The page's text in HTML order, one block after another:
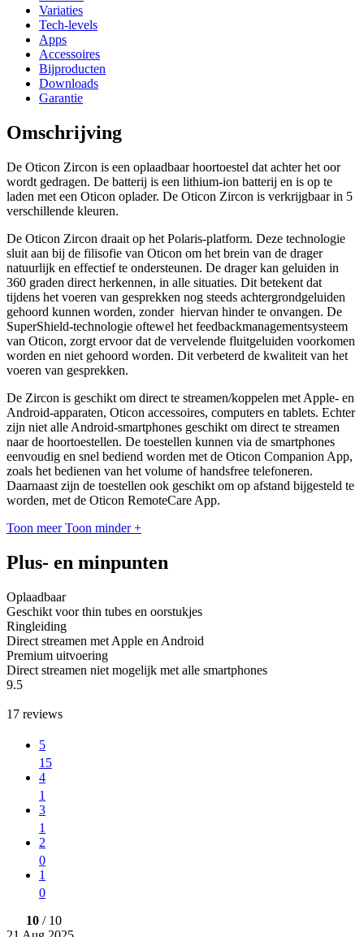
Variaties
Tech-levels
Apps
Accessoires
Bijproducten
Downloads
Garantie
Omschrijving
De Oticon Zircon is een oplaadbaar hoortoestel dat achter het oor
wordt gedragen. De batterij is een lithium-ion batterij en is op te
laden met een Oticon oplader. De Oticon Zircon is verkrijgbaar in 5
verschillende kleuren.
De Oticon Zircon draait op het Polaris-platform. Deze technologie
sluit aan bij de filisofie van Oticon om het brein van de drager
natuurlijk en effectief te ondersteunen. De drager kan geluiden in
360 graden direct herkennen, in alle situaties. Dit betekent dat
tijdens het voeren van gesprekken nog steeds achtergrondgeluiden
gehoord kunnen worden, zonder hiervan hinder te onvangen. De
SuperShield-technologie oftewel het feedbackmanagementsysteem
van Oticon, zorgt ervoor dat de vervelende fluitgeluiden voorkomen
worden en niet gehoord worden. Dit verbeterd de kwaliteit van het
voeren van gesprekken.
De Zircon is geschikt om direct te streamen/koppelen met Apple- en
Android-apparaten, Oticon accessoires, computers en tablets. Echter
zijn niet alle Android-smartphones geschikt om direct te streamen
naar de hoortoestellen. De toestellen kunnen via de smartphones
eenvoudig en snel bediend worden met de Oticon Companion App,
zoals het bedienen van het volume of handsfree telefoneren.
Daarnaast zijn de toestellen ook geschikt om op afstand bijgesteld te
worden, met de Oticon RemoteCare App.
Toon meer Toon minder +
Plus- en minpunten
Oplaadbaar
Geschikt voor thin tubes en oorstukjes
Ringleiding
Direct streamen met Apple en Android
Premium uitvoering
Direct streamen niet mogelijk met alle smartphones
9.5
17 reviews
5
15
4
1
3
1
2
0
1
0
10 / 10